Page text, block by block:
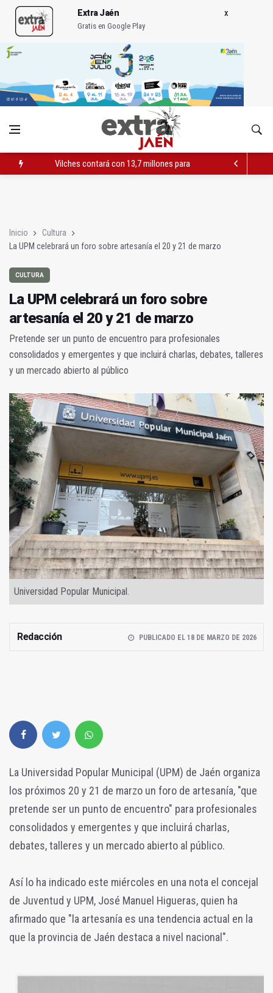
Extra Jaén
Gratis en Google Play
Vilches contará con 13,7 millones para los daños del temporal
Inicio
Cultura
La UPM celebrará un foro sobre artesanía el 20 y 21 de marzo
CULTURA
La UPM celebrará un foro sobre
artesanía el 20 y 21 de marzo
Pretende ser un punto de encuentro para profesionales
consolidados y emergentes y que incluirá charlas, debates, talleres
y un mercado abierto al público
Universidad Popular Municipal.
Redacción PUBLICADO EL 18 DE MARZO DE 2026
La Universidad Popular Municipal (UPM) de Jaén organiza
los próximos 20 y 21 de marzo un foro de artesanía, "que
pretende ser un punto de encuentro" para profesionales
consolidados y emergentes y que incluirá charlas,
debates, talleres y un mercado abierto al público.
Así lo ha indicado este miércoles en una nota el concejal
de Juventud y UPM, José Manuel Higueras, quien ha
afirmado que "la artesanía es una tendencia actual en la
que la provincia de Jaén destaca a nivel nacional".